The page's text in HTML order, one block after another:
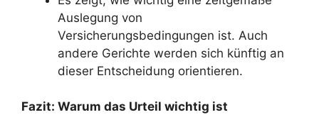
Auslegung von
Versicherungsbedingungen ist. Auch
andere Gerichte werden sich künftig an
dieser Entscheidung orientieren.
Fazit: Warum das Urteil wichtig ist